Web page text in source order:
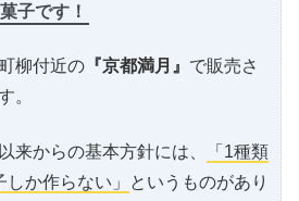
子です！
柳付近の 『京都満月』 で販売さ
。
来からの基本方針には、
「1種類
か作らない」
というものがあり